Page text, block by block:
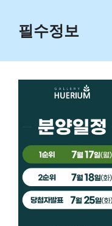
content
필수정보